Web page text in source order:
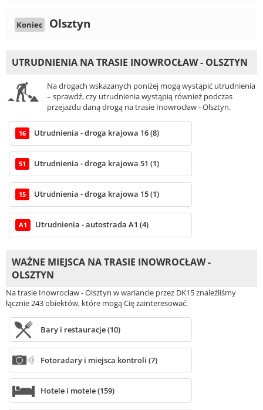
Koniec Olsztyn
UTRUDNIENIA NA TRASIE INOWROCŁAW - OLSZTYN
Na drogach wskazanych poniżej mogą wystąpić utrudnienia
– sprawdź, czy utrudnienia wystąpią również podczas
przejazdu daną drogą na trasie Inowrocław - Olsztyn.
16 Utrudnienia - droga krajowa 16 (8)
51 Utrudnienia - droga krajowa 51 (1)
15 Utrudnienia - droga krajowa 15 (1)
A1 Utrudnienia - autostrada A1 (4)
WAŻNE MIEJSCA NA TRASIE INOWROCŁAW -
OLSZTYN
Na trasie Inowrocław - Olsztyn w wariancie przez DK15 znaleźliśmy
łącznie 243 obiektów, które mogą Cię zainteresować.
Bary i restauracje (10)
Fotoradary i miejsca kontroli (7)
Hotele i motele (159)